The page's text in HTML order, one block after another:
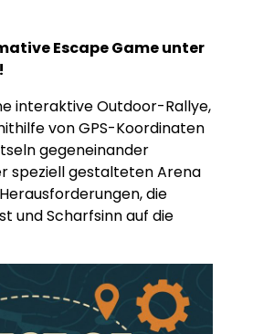
Escape Game unter
interaktive Outdoor-Rallye,
von GPS-Koordinaten
gegeneinander
speziell gestalteten Arena
die
und Scharfsinn auf die